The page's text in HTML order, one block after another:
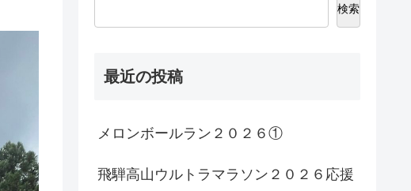
検索
最近の投稿
メロンボールラン２０２６①
飛騨高山ウルトラマラソン２０２６応援